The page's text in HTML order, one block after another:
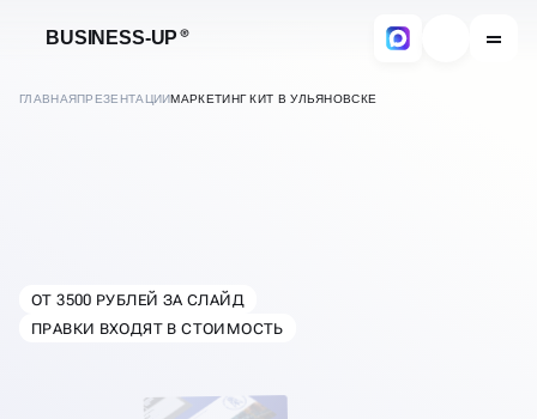
BUSINESS-UP
ГЛАВНАЯПРЕЗЕНТАЦИИМАРКЕТИНГ КИТ В УЛЬЯНОВСКЕ
КИТА ПОД КЛЮЧ
ВУЛЬЯНОВСКЕ
ОТ 3500 РУБЛЕЙ ЗА СЛАЙД
ПРАВКИ ВХОДЯТ В СТОИМОСТЬ